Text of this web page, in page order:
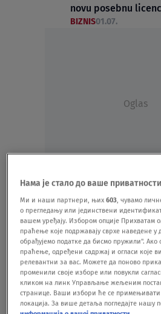
novu posebnu
BIZNIS01.07.
Oglas
Produžene licence
biti dogovora do
BIZNIS01.07.
Ministarka
za NIS do 31. jula
BIZNIS30.06.
Oglasio se NIS: Šta
licence do 1. jula
BIZNIS 16.06.
Нама је стало до ваше приватности
Ми и наши партнери, њих603, чувамо
о прегледању или јединствени
вашем уређају. Избором опције Прихватам
праћење које подржавају сврхе наведене
обрађујемо податке да бисмо пружили". Ако
праћење, одређени садржај и огласи које
релевантни за вас. Можете да поново
променили своје изборе или повукли
кликом на линк Управљање жељеним
странице. Ваши избори ће се примењивати
локација. За више детаља погледајте нашу